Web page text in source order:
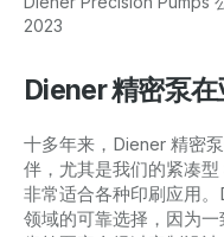
2023
Diener 精密泵
十多年来，Diener 精密
伴，尤其是我们的紧凑
非常适合各种印刷应用
领域的可靠选择，因为